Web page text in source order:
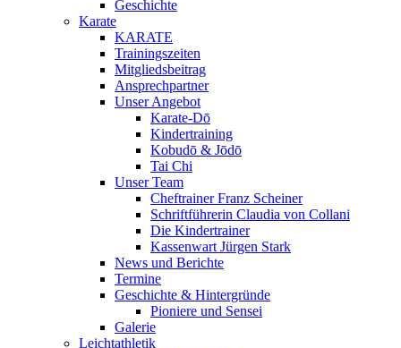
Geschichte
Karate
KARATE
Trainingszeiten
Mitgliedsbeitrag
Ansprechpartner
Unser Angebot
Karate-Dō
Kindertraining
Kobudō & Jōdō
Tai Chi
Unser Team
Cheftrainer Franz Scheiner
Schriftführerin Claudia von Collani
Die Kindertrainer
Kassenwart Jürgen Stark
News und Berichte
Termine
Geschichte & Hintergründe
Pioniere und Sensei
Galerie
Leichtathletik